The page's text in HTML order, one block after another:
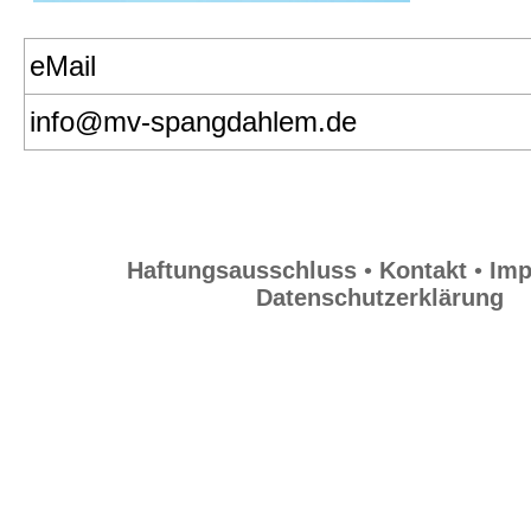
eMail
info@mv-spangdahlem.de
Haftungsausschluss • Kontakt •
Datenschutzerklärung